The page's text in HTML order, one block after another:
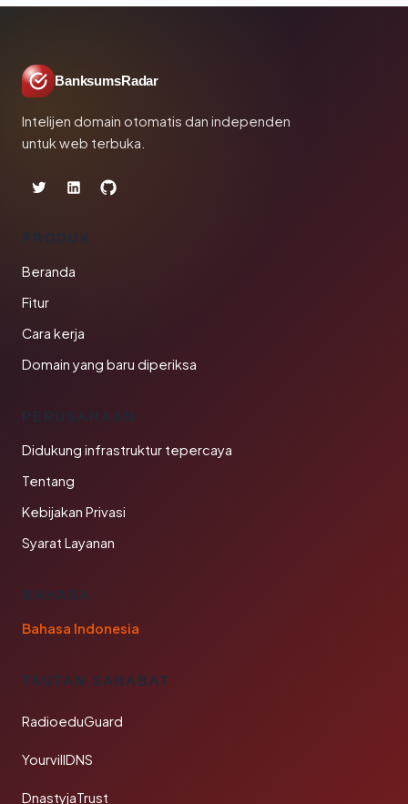
BanksumsRadar
Intelijen domain otomatis dan independen
untuk web terbuka.
PRODUK
Beranda
Fitur
Cara kerja
Domain yang baru diperiksa
PERUSAHAAN
Didukung infrastruktur tepercaya
Tentang
Kebijakan Privasi
Syarat Layanan
BAHASA
Bahasa Indonesia
TAUTAN SAHABAT
RadioeduGuard
YourvillDNS
DnastyjaTrust